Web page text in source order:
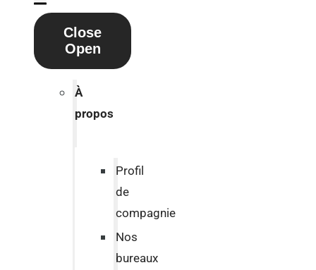
Close
Open
À
propos
Profil
de
compagnie
Nos
bureaux